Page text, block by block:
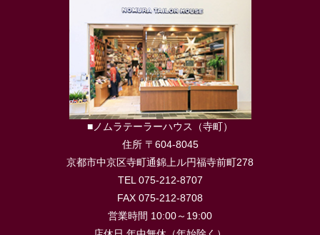
■ノムラテーラーハウス（寺町）
住所 〒604-8045
京都市中京区寺町通錦上ル円福寺前町278
TEL 075-212-8707
FAX 075-212-8708
営業時間 10:00～19:00